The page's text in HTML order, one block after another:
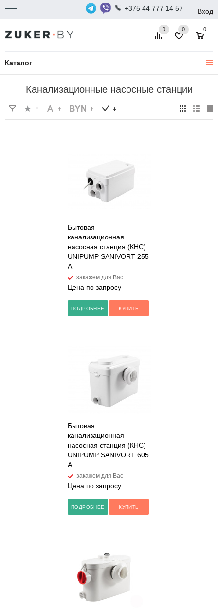
+375 44 777 14 57 Вход
Каталог
0 0
0
Канализационные насосные станции
Бытовая
канализационная
насосная станция (КНС)
UNIPUMP SANIVORT 255
A
закажем для Вас
Цена по запросу
ПОДРОБНЕЕ КУПИТЬ
Бытовая
канализационная
насосная станция (КНС)
UNIPUMP SANIVORT 605
A
закажем для Вас
Цена по запросу
ПОДРОБНЕЕ КУПИТЬ